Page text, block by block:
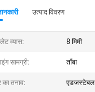
उत्पाद विवरण
व्यास: 8 मिमी
सामग्री: ताँबा
का तनाव: एडजस्टेबल